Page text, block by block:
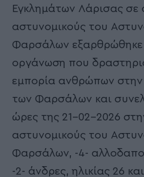
Εγκλημάτων Λάρισας σε
αστυνομικούς του
Φαρσάλων εξαρθρώθηκε
οργάνωση που
εμπορία ανθρώπων στην
των Φαρσάλων και
ώρες της 21-02-2026
αστυνομικούς του
Φαρσάλων, -4-
-2- άνδρες, ηλικίας 26